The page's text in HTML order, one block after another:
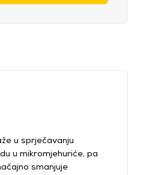
u sprječavanju
u mikromjehuriće, pa
smanjuje